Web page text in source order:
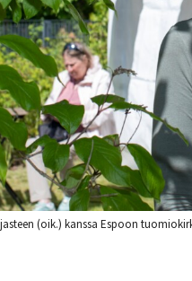
(oik.) kanssa Espoon